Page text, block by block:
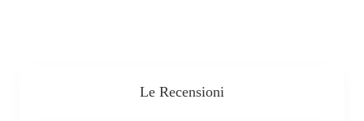
Le Recensioni